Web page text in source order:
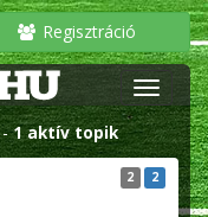
Regisztráció
-1 aktív topik
2 2